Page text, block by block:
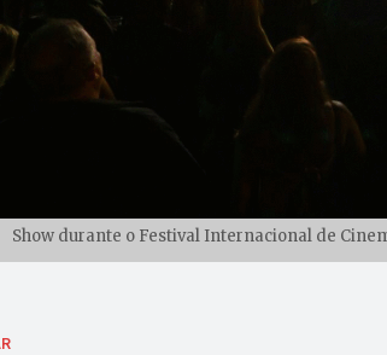
Show durante o Festival Internacional de